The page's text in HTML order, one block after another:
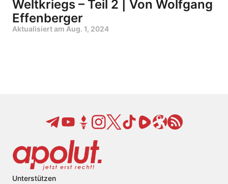
Weltkriegs – Teil 2 | Von Wolfgang
Effenberger
Aktualisiert am Aug. 1, 2024
Unterstützen